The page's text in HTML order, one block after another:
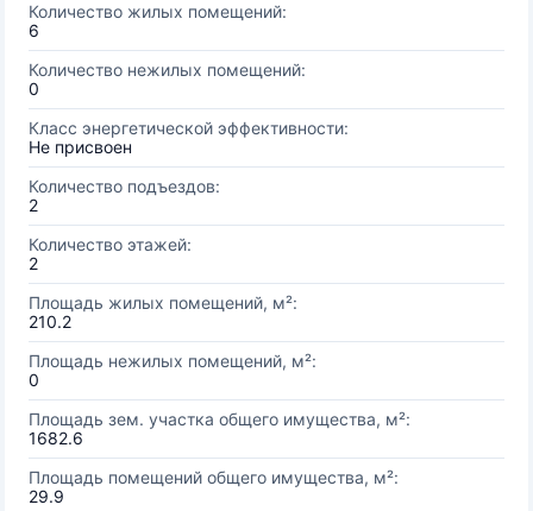
Количество жилых помещений:
6
Количество нежилых помещений:
0
Класс энергетической эффективности:
Не присвоен
Количество подъездов:
2
Количество этажей:
2
Площадь жилых помещений, м²:
210.2
Площадь нежилых помещений, м²:
0
Площадь зем. участка общего имущества, м²:
1682.6
Площадь помещений общего имущества, м²:
29.9